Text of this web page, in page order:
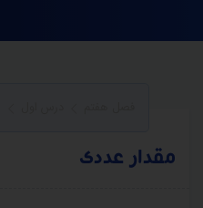
مقدار عددی